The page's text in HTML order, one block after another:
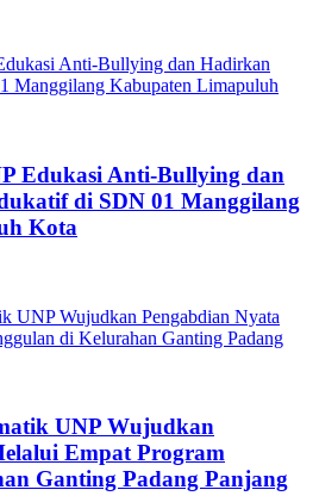
Edukasi Anti-Bullying dan
di SDN 01 Manggilang
Kota
UNP Wujudkan
Empat Program
Ganting Padang Panjang